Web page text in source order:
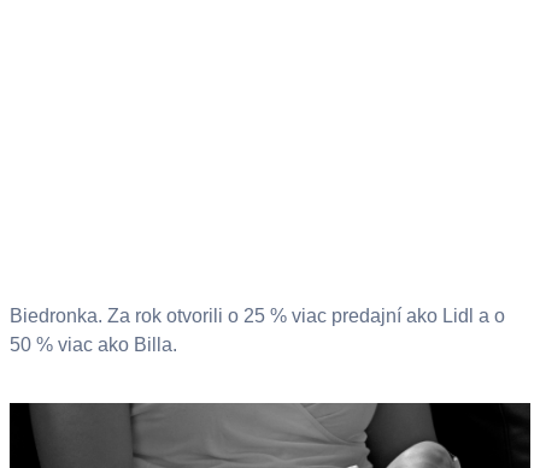
Biedronka. Za rok otvorili o 25 % viac predajní ako Lidl a o
50 % viac ako Billa.